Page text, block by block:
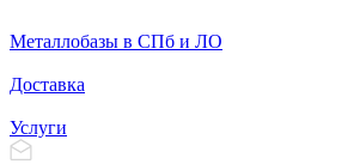
Металлобазы в СПб и ЛО
Доставка
Услуги